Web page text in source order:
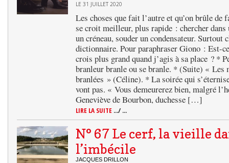
LE 31 JUILLET 2020
Les choses que fait l’autre et qu’on brûle de
se croit meilleur, plus rapide : chercher
un créneau, souder un condensateur. Surtout
dictionnaire. Pour paraphraser Giono : Est-
crois plus grand quand j’agis à sa place ? *
branleur branle ou se branle. * (Suite) « Les
branlées » (Céline). * La soirée qui
vont pas. « Vous demeurerez bien, malgré
Geneviève de Bourbon, duchesse […]
LIRE LA SUITE .../ ...
N° 67 Le cerf, la vieille
l’imbécile
JACQUES DRILLON